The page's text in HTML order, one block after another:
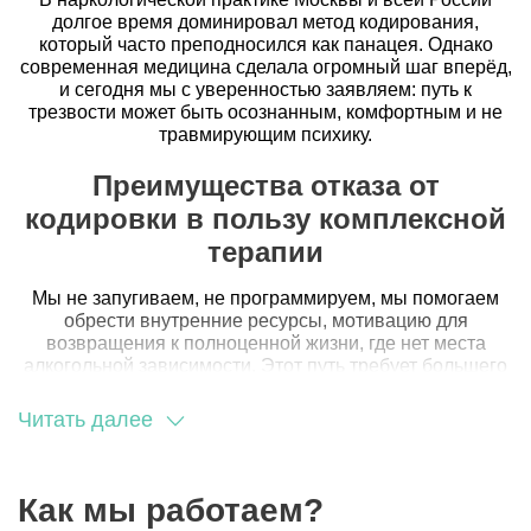
долгое время доминировал метод кодирования,
который часто преподносился как панацея. Однако
современная медицина сделала огромный шаг вперёд,
и сегодня мы с уверенностью заявляем: путь к
трезвости может быть осознанным, комфортным и не
травмирующим психику.
Преимущества отказа от
кодировки в пользу комплексной
терапии
Мы не запугиваем, не программируем, мы помогаем
обрести внутренние ресурсы, мотивацию для
возвращения к полноценной жизни, где нет места
алкогольной зависимости. Этот путь требует большего
счастливого будущего без страха и ограничений, где
человек самостоятельно управляет своими желаниями
Выбор в пользу терапии, исключающей жёсткое
Читать далее
Как мы работаем?